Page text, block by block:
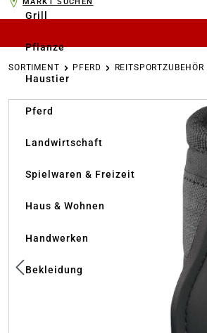
Grill
Pflanze
Haustier
Pferd
Landwirtschaft
Spielwaren & Freizeit
Haus & Wohnen
Handwerken
Bekleidung
MARKT SUCHEN
SORTIMENT PFERD REITSPORTZUBEHÖR
Bildergalerie überspringen